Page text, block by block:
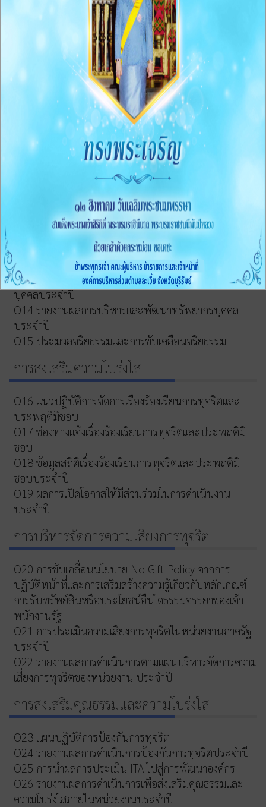
O6 แผนและความก้าวหน้าในการดำเนินงานและการใช้จ่าย
งบประมาณประจำปี
O7 รายงานผลการดำเนินงานประจำปี
O8 คู่มือหรือแนวทางการปฏิบัติงานของเจ้าหน้าที่
O9 คู่มือหรือแนวทางการขอรับบริการสำหรับผู้รับบริการ
หรือผู้มาติดต่อ
O10 ระบบการให้บริการผ่านช่องทางออนไลน์(E-Service)
ข้อมูลสถิติการให้บริการ
การจัดซื้อจัดจ้าง
011 สรุปผลการจัดซื้้อจัดจ้างหรือการจัดหาพัสดุรายเดือน
ประจำปีงบประมาณ พ.ศ.2569 (แบบ สขร.1)
012 รายงานสรุปผลการจัดซื้อจัดจ้างหรือการจัดหาพัสดุ
ของหน่วยงาน ประจำปีงบประมาณ พ.ศ.2568
การบริหารและพัฒนาทรัพยากรบุคคล
O13 หลักเกณฑ์และแผนการบริหารและพัฒนาทรัพยากร
บุคคลประจำปี
O14 รายงานผลการบริหารและพัฒนาทรัพยากรบุคคล
ประจำปี
O15 ประมวลจริยธรรมและการขับเคลื่อนจริยธรรม
การส่งเสริมความโปร่งใส
O16 แนวปฏิบัติการจัดการเรื่องร้องเรียนการทุจริตและ
ประพฤติมิชอบ
O17 ช่องทางแจ้งเรื่องร้องเรียนการทุจริตและประพฤติมิ
ชอบ
O18 ข้อมูลสถิติเรื่องร้องเรียนการทุจริตและประพฤติมิ
ชอบประจำปี
O19 ผลการเปิดโอกาสให้มีส่วนร่วมในการดำเนินงาน
ประจำปี
การบริหารจัดการความเสี่ยงการทุจริต
O20 การขับเคลื่อนนโยบาย No Gift Policy จากการ
ปฏิบัติหน้าที่และการเสริมสร้างความรู้เกี่ยวกับหลักเกณฑ์
การรับทรัพย์สินหรือประโยชน์อื่นใดธรรมจรรยาของเจ้า
พนักงานรัฐ
O21 การประเมินความเสี่ยงการทุจริตในหน่วยงานภาครัฐ
ประจำปี
O22 รายงานผลการดำเนินการตามแผนบริหารจัดการความ
เสี่ยงการทุจริตของหน่วยงาน ประจำปี
การส่งเสริมคุณธรรมและความโปร่งใส
O23 แผนปฏิบัติการป้องกันการทุจริต
O24 รายงานผลการดำเนินการป้องกันการทุจริตประจำปี
O25 การนำผลการประเมิน ITA ไปสู่การพัฒนาองค์กร
O26 รายงานผลการดำเนินการเพื่อส่งเสริมคุณธรรมและ
ความโปร่งใสภายในหน่วยงานประจำปี